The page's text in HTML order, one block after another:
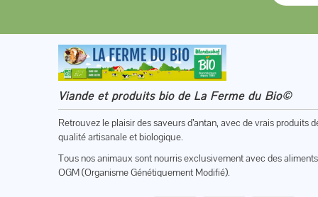
Viande et produits bio de La Ferme du Bio©
Retrouvez le plaisir des saveurs d’antan, avec de vrais produits
qualité artisanale et biologique.
Tous nos animaux sont nourris exclusivement avec des
OGM (Organisme Génétiquement Modifié).